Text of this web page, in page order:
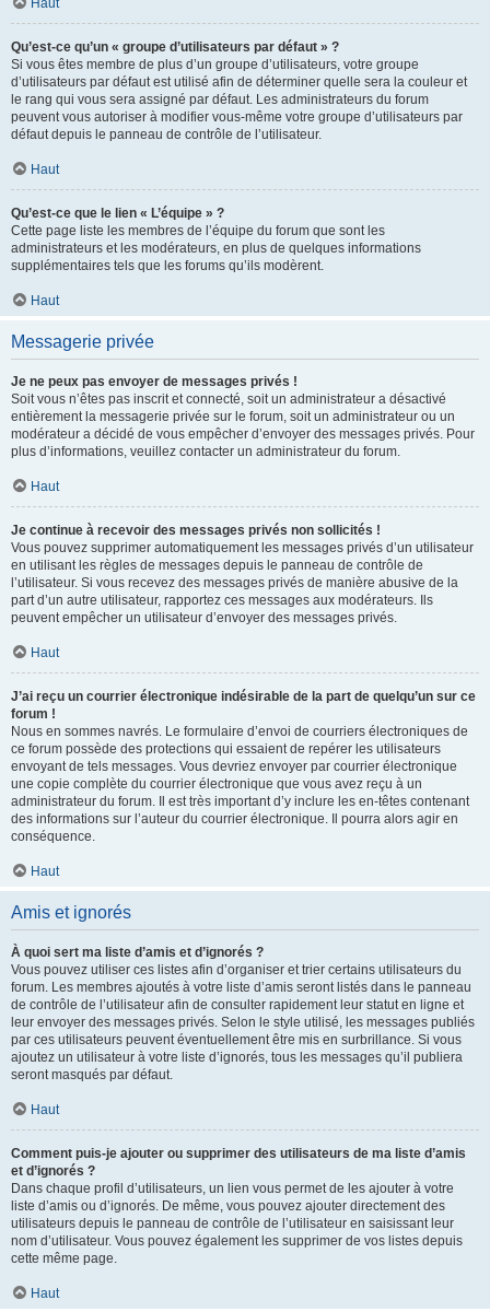
Haut
Qu’est-ce qu’un « groupe d’utilisateurs par défaut » ?
Si vous êtes membre de plus d’un groupe d’utilisateurs, votre groupe
d’utilisateurs par défaut est utilisé afin de déterminer quelle sera la couleur et
le rang qui vous sera assigné par défaut. Les administrateurs du forum
peuvent vous autoriser à modifier vous-même votre groupe d’utilisateurs par
défaut depuis le panneau de contrôle de l’utilisateur.
Haut
Qu’est-ce que le lien « L’équipe » ?
Cette page liste les membres de l’équipe du forum que sont les
administrateurs et les modérateurs, en plus de quelques informations
supplémentaires tels que les forums qu’ils modèrent.
Haut
Messagerie privée
Je ne peux pas envoyer de messages privés !
Soit vous n’êtes pas inscrit et connecté, soit un administrateur a désactivé
entièrement la messagerie privée sur le forum, soit un administrateur ou un
modérateur a décidé de vous empêcher d’envoyer des messages privés. Pour
plus d’informations, veuillez contacter un administrateur du forum.
Haut
Je continue à recevoir des messages privés non sollicités !
Vous pouvez supprimer automatiquement les messages privés d’un utilisateur
en utilisant les règles de messages depuis le panneau de contrôle de
l’utilisateur. Si vous recevez des messages privés de manière abusive de la
part d’un autre utilisateur, rapportez ces messages aux modérateurs. Ils
peuvent empêcher un utilisateur d’envoyer des messages privés.
Haut
J’ai reçu un courrier électronique indésirable de la part de quelqu’un sur ce
forum !
Nous en sommes navrés. Le formulaire d’envoi de courriers électroniques de
ce forum possède des protections qui essaient de repérer les utilisateurs
envoyant de tels messages. Vous devriez envoyer par courrier électronique
une copie complète du courrier électronique que vous avez reçu à un
administrateur du forum. Il est très important d’y inclure les en-têtes contenant
des informations sur l’auteur du courrier électronique. Il pourra alors agir en
conséquence.
Haut
Amis et ignorés
À quoi sert ma liste d’amis et d’ignorés ?
Vous pouvez utiliser ces listes afin d’organiser et trier certains utilisateurs du
forum. Les membres ajoutés à votre liste d’amis seront listés dans le panneau
de contrôle de l’utilisateur afin de consulter rapidement leur statut en ligne et
leur envoyer des messages privés. Selon le style utilisé, les messages publiés
par ces utilisateurs peuvent éventuellement être mis en surbrillance. Si vous
ajoutez un utilisateur à votre liste d’ignorés, tous les messages qu’il publiera
seront masqués par défaut.
Haut
Comment puis-je ajouter ou supprimer des utilisateurs de ma liste d’amis
et d’ignorés ?
Dans chaque profil d’utilisateurs, un lien vous permet de les ajouter à votre
liste d’amis ou d’ignorés. De même, vous pouvez ajouter directement des
utilisateurs depuis le panneau de contrôle de l’utilisateur en saisissant leur
nom d’utilisateur. Vous pouvez également les supprimer de vos listes depuis
cette même page.
Haut